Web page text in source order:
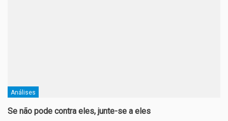
Análises
Se não pode contra eles, junte-se a eles